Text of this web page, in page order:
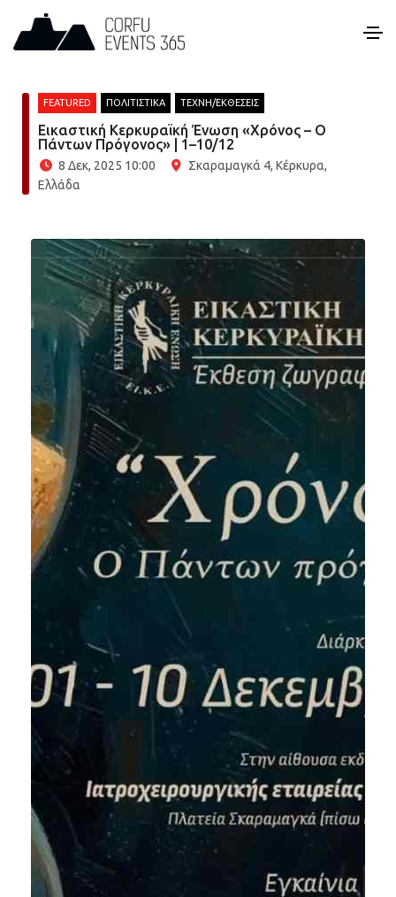
FEATURED ΠΟΛΙΤΙΣΤΙΚΑ ΤΕΧΝΗ/ΕΚΘΕΣΕΙΣ
Εικαστική Κερκυραϊκή Ένωση «Χρόνος – Ο
Πάντων Πρόγονος» | 1–10/12
8 Δεκ, 2025 10:00
Σκαραμαγκά 4, Κέρκυρα,
Ελλάδα